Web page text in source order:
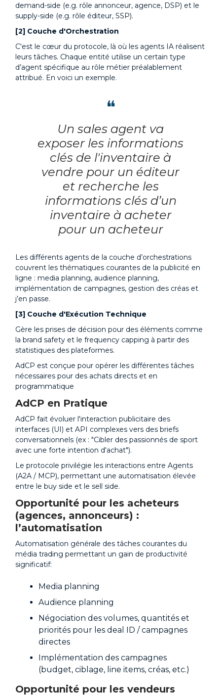
demand-side (e.g. rôle annonceur, agence, DSP) et le
supply-side (e.g. rôle éditeur, SSP).
[2] Couche d'Orchestration
C'est le cœur du protocole, là où les agents IA réalisent
leurs tâches. Chaque entité utilise un certain type
d’agent spécifique au rôle métier préalablement
attribué. En voici un exemple.
❝
Un sales agent va
exposer les informations
clés de l'inventaire à
vendre pour un éditeur
et recherche les
informations clés d’un
inventaire à acheter
pour un acheteur
Les différents agents de la couche d’orchestrations
couvrent les thématiques courantes de la publicité en
ligne : media planning, audience planning,
implémentation de campagnes, gestion des créas et
j’en passe.
[3] Couche d'Exécution Technique
Gère les prises de décision pour des éléments comme
la brand safety et le frequency capping à partir des
statistiques des plateformes.
AdCP est conçue pour opérer les différentes tâches
nécessaires pour des achats directs et en
programmatique
AdCP en Pratique
AdCP fait évoluer l'interaction publicitaire des
interfaces (UI) et API complexes vers des briefs
conversationnels (ex : "Cibler des passionnés de sport
avec une forte intention d'achat").
Le protocole privilégie les interactions entre Agents
(A2A / MCP), permettant une automatisation élevée
entre le buy side et le sell side.
Opportunité pour les acheteurs
(agences, annonceurs) :
l’automatisation
Automatisation générale des tâches courantes du
média trading permettant un gain de productivité
significatif:
Media planning
Audience planning
Négociation des volumes, quantités et
priorités pour les deal ID / campagnes
directes
Implémentation des campagnes
(budget, ciblage, line items, créas, etc.)
Opportunité pour les vendeurs